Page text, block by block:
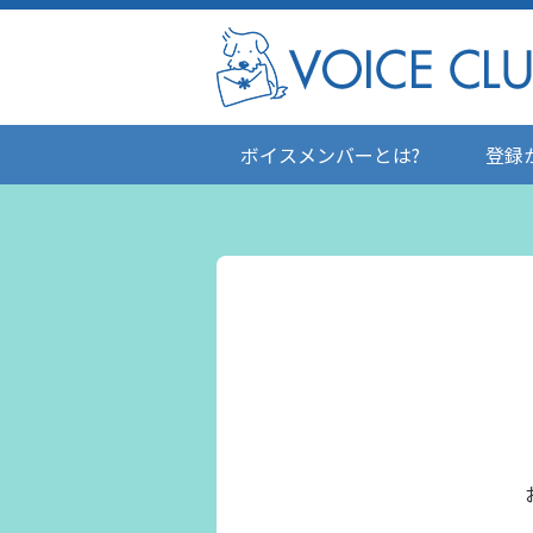
ボイスメンバーとは? 登録